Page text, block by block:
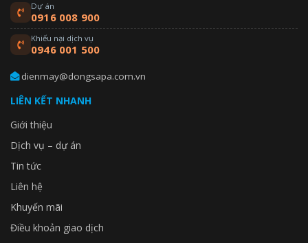
Dự án
0916 008 900
Khiếu nại dịch vụ
0946 001 500
dienmay@dongsapa.com.vn
LIÊN KẾT NHANH
Giới thiệu
Dịch vụ – dự án
Tin tức
Liên hệ
Khuyến mãi
Điều khoản giao dịch